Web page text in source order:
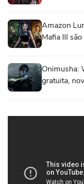
Amazon
Mafia III
Onimusha:
gratuita,